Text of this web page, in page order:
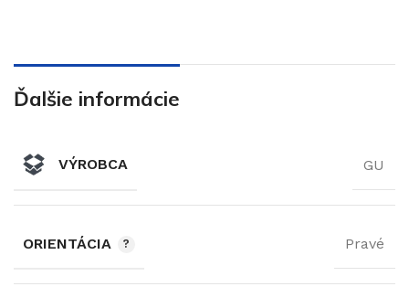
Ďalšie informácie
VÝROBCA GU
ORIENTÁCIA Pravé